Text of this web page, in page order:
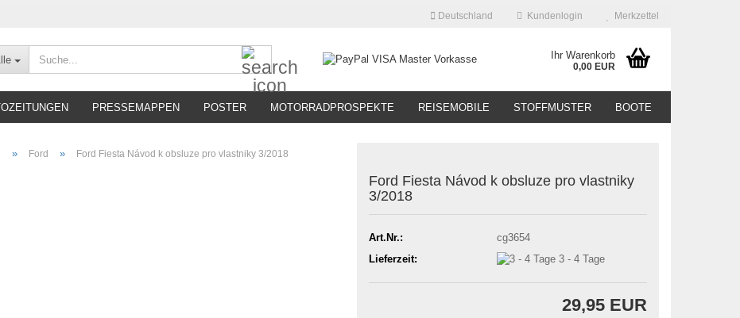
Deutschland Kundenlogin Merkzettel
Ihr Warenkorb
0,00 EUR
PRESSEMAPPEN POSTER MOTORRADPROSPEKTE REISEMOBILE STOFFMUSTER BOOTE
» Ford » Ford Fiesta Návod k obsluze pro vlastniky 3/2018
Ford Fiesta Návod k obsluze pro vlastniky
3/2018
Art.Nr.:
cg3654
Lieferzeit:
3 - 4 Tage
29,95 EUR